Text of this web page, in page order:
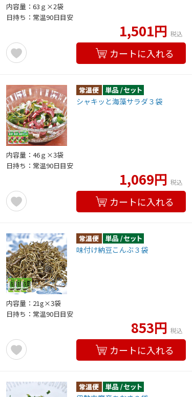
内容量：63ｇ×2袋
日持ち：常温90日目安
1,501円 税込
カートに入れる
シャキッと海藻サラダ３袋
内容量：46ｇ×3袋
日持ち：常温90日目安
1,069円 税込
カートに入れる
味付け納豆こんぶ３袋
内容量：21g×3袋
日持ち：常温90日目安
853円 税込
カートに入れる